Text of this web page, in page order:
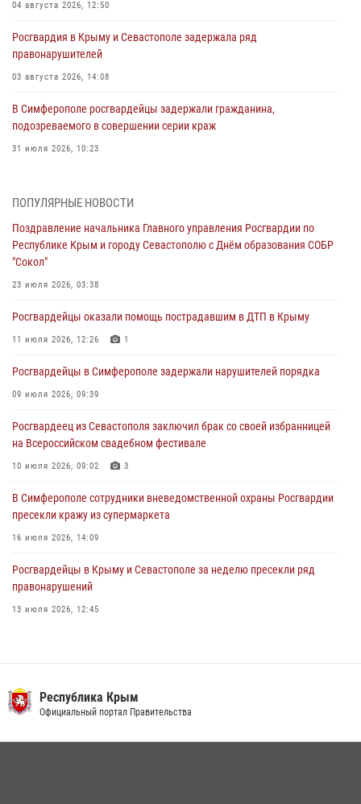
04 августа 2026, 12:50
Росгвардия в Крыму и Севастополе задержала ряд
правонарушителей
03 августа 2026, 14:08
В Симферополе росгвардейцы задержали гражданина,
подозреваемого в совершении серии краж
31 июля 2026, 10:23
объекте в Севастополе
Росгвардейцы Севастополя пресекли противоправные действия на
охраняемом объекте
29 июля 2026, 12:34
Росгвардейцы Крыма и Севастополя отметили День Крещения Руси
28 июля 2026, 14:18
В Симферополе сотрудники Росгвардии задержали подозреваемого
в краже из гипермаркета
ПОПУЛЯРНЫЕ НОВОСТИ
Поздравление начальника Главного управления Росгвардии по
Республике Крым и городу Севастополю с Днём образования СОБР
"Сокол"
23 июля 2026, 03:38
Росгвардейцы оказали помощь пострадавшим в ДТП в Крыму
11 июля 2026, 12:26 1
Росгвардейцы в Симферополе задержали нарушителей порядка
09 июля 2026, 09:39
Росгвардеец из Севастополя заключил брак со своей избранницей
на Всероссийском свадебном фестивале
10 июля 2026, 09:02 3
В Симферополе сотрудники вневедомственной охраны Росгвардии
пресекли кражу из супермаркета
16 июля 2026, 14:09
Росгвардейцы в Крыму и Севастополе за неделю пресекли ряд
правонарушений
13 июля 2026, 12:45
В Ялте росгвардейцы задержали подозреваемого в краже
Республика Крым
Официальный портал Правительства